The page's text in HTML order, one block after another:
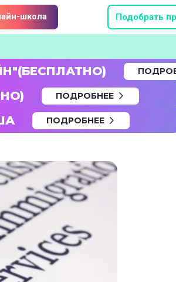
школа Подобрать
ПОДРОБНЕЕ
ПОДРОБНЕЕ